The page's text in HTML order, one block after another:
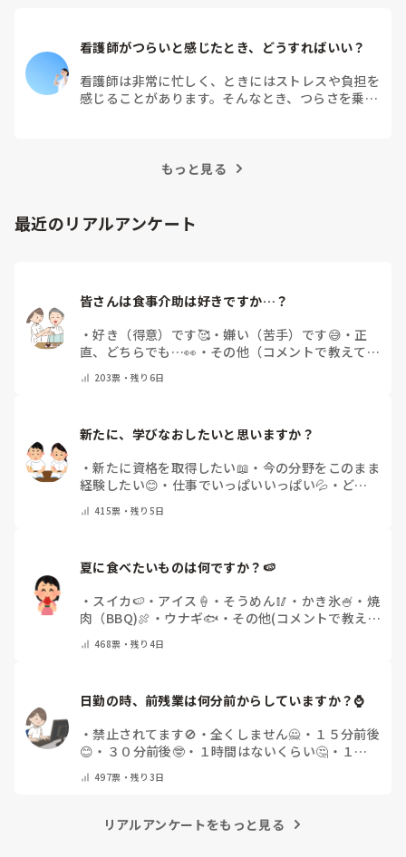
看護師がつらいと感じたとき、どうすればいい？
看護師は非常に忙しく、ときにはストレスや負担を
感じることがあります。そんなとき、つらさを乗り
もっと見る
最近のリアルアンケート
皆さんは食事介助は好きですか…？
・好き（得意）です🥰・嫌い（苦手）です😅 ・ 正
直、どちらでも…👀 ・ その他（コメントで教えてく
203票・残り6日
新たに、学びなおしたいと思いますか？
・新たに資格を取得したい📖 ・ 今の分野をこのまま
経験したい😊 ・ 仕事でいっぱいいっぱい💦 ・ どん
教えてください）
415票・残り5日
夏に食べたいものは何ですか？🍉
・ スイカ🍉 ・ アイス🍦 ・ そうめん🥢 ・ かき氷🍧 ・ 焼
肉（BBQ)🍖 ・ ウナギ🐟 ・ その他(コメントで教え
468票・残り4日
日勤の時、前残業は何分前からしていますか？⌚
・禁止されてます🚫 ・ 全くしません🙅 ・ １５分前後
😊 ・ ３０分前後🤓 ・ １時間はないくらい🤔 ・ １時
497票・残り3日
リアルアンケートをもっと見る